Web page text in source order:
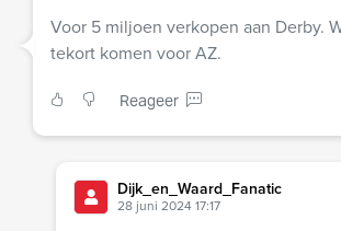
Voor 5 miljoen verkopen aan Derby.
tekort komen voor AZ.
Reageer
Dijk_en_Waard_Fanatic
28 juni 2024 17:17